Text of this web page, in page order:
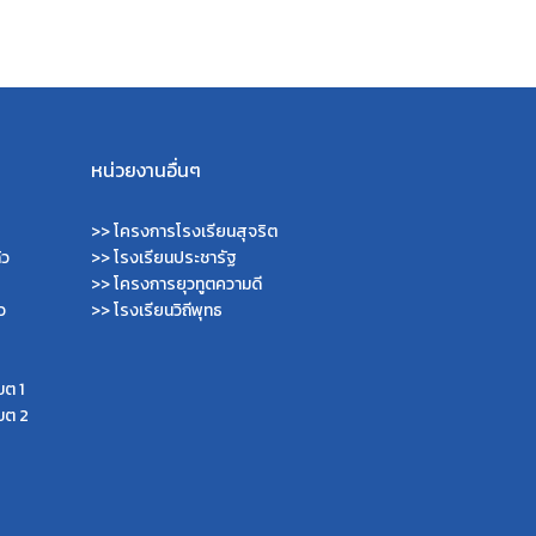
1
ต 2
หน่วยงานอื่นๆ
>>โครงการโรงเรียนสุจริต
>>โรงเรียนประชารัฐ
>>โครงการยุวทูตความดี
>>โรงเรียนวิถีพุทธ